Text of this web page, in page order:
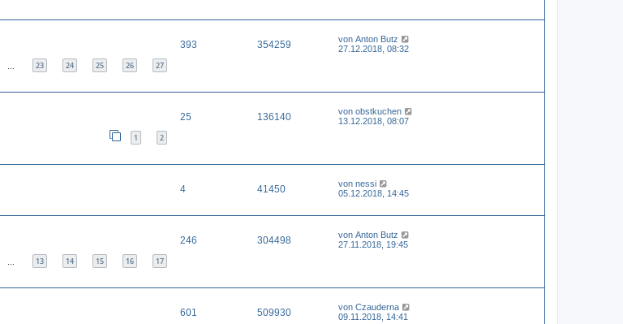
23 24 25 26 27
393 354259 von Anton Butz
27.12.2018, 08:32
1 2
25 136140 von obstkuchen
13.12.2018, 08:07
4 41450 von nessi
05.12.2018, 14:45
13 14 15 16 17
246 304498 von Anton Butz
27.11.2018, 19:45
601 509930 von Czauderna
09.11.2018, 14:41